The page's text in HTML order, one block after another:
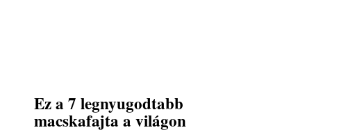
Ez a 7 legnyugodtabb
macskafajta a világon